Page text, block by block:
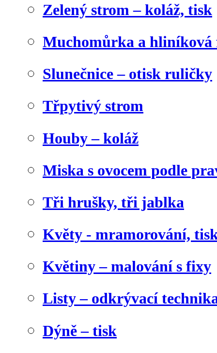
Zelený strom – koláž, tisk
Muchomůrka a hliníková
Slunečnice – otisk ruličky
Třpytivý strom
Houby – koláž
Miska s ovocem podle
Tři hrušky, tři jablka
Květy - mramorování,
Květiny – malování s fixy
Listy – odkrývací
Dýně – tisk